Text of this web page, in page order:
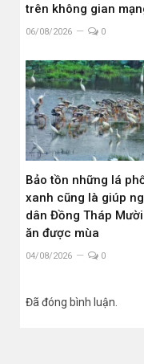
trên không gian
06/08/2026 0
Bảo tồn những lá
xanh cũng là giúp
dân Đồng Tháp
ăn được mùa
04/08/2026 0
Đã đóng bình luận.